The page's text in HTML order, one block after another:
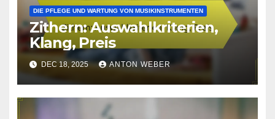
DIE PFLEGE UND WARTUNG VON MUSIKINSTRUMENTEN
Zithern: Auswahlkriterien,
Klang, Preis
DEC 18, 2025 ANTON WEBER